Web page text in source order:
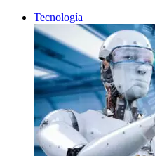
Tecnología